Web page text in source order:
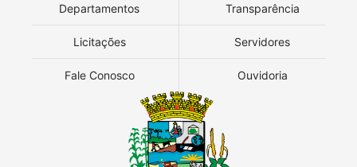
Departamentos Transparência
Licitações Servidores
Fale Conosco Ouvidoria